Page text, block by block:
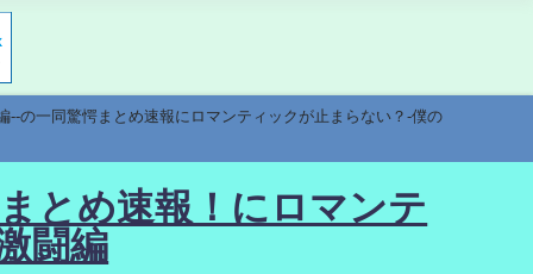
の一同驚愕まとめ速報にロマンティックが止まらない？-僕の
とめ速報！にロマンテ
闘編